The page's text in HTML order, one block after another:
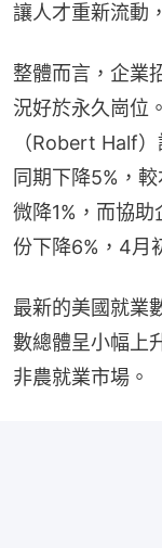
讓人才重新流動
整體而言，企業
況好於永久崗位
（Robert Half
同期下降5%，
微降1%，而協
份下降6%，4月
最新的美國就業
數總體呈小幅上
非農就業市場。